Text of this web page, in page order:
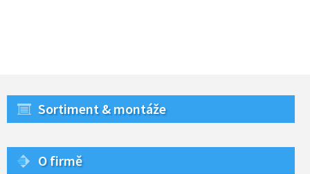
Sortiment & montáže
O firmě